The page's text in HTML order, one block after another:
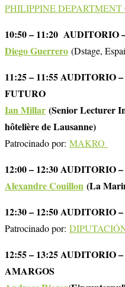
PHILIPPINE
10:50 – 11:20
Diego Guerrero (Dstage,
11:25 – 11:55
FUTURO
Ian Millar (Senior Lecturer
hôtelière de Lausanne)
Patrocinado por: MAKRO
12:00 – 12:30
Alexandre Couillon (La
12:30 – 12:50 AUDITORIO
Patrocinado por:
12:55 – 13:25 AUDITORIO
AMARGOS